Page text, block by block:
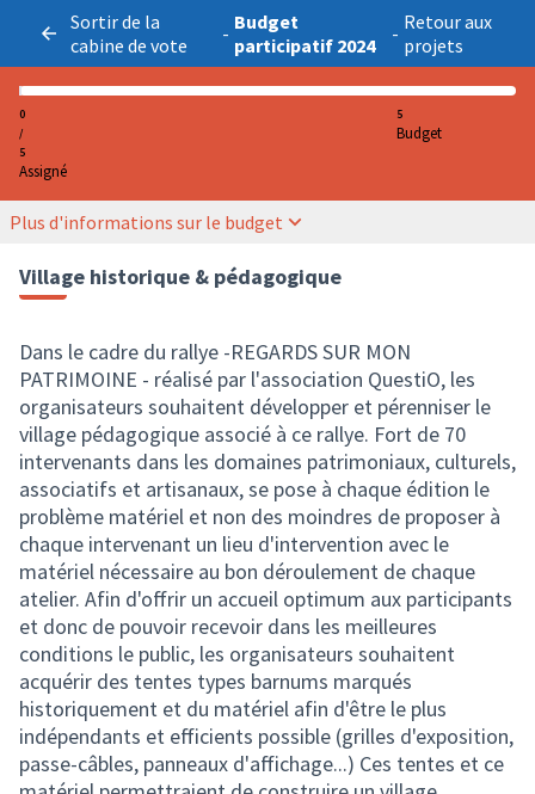
Sortir de la
cabine de vote
- Budget
participatif 2024
- Retour aux
projets
0
/
5
Assigné
5
Budget
Plus d'informations sur le budget
Village historique & pédagogique
Dans le cadre du rallye -REGARDS SUR MON
PATRIMOINE - réalisé par l'association QuestiO, les
organisateurs souhaitent développer et pérenniser le
village pédagogique associé à ce rallye. Fort de 70
intervenants dans les domaines patrimoniaux, culturels,
associatifs et artisanaux, se pose à chaque édition le
problème matériel et non des moindres de proposer à
chaque intervenant un lieu d'intervention avec le
matériel nécessaire au bon déroulement de chaque
atelier. Afin d'offrir un accueil optimum aux participants
et donc de pouvoir recevoir dans les meilleures
conditions le public, les organisateurs souhaitent
acquérir des tentes types barnums marqués
historiquement et du matériel afin d'être le plus
indépendants et efficients possible (grilles d'exposition,
passe-câbles, panneaux d'affichage...) Ces tentes et ce